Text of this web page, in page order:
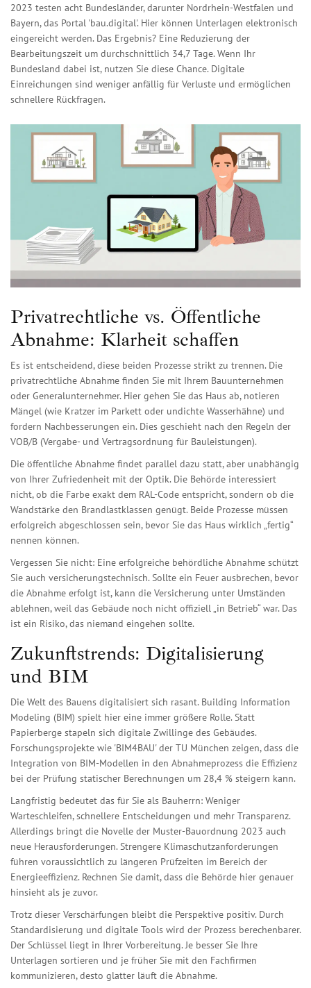
2023 testen acht Bundesländer, darunter Nordrhein-Westfalen und
Bayern, das Portal 'bau.digital'. Hier können Unterlagen elektronisch
eingereicht werden. Das Ergebnis? Eine Reduzierung der
Bearbeitungszeit um durchschnittlich 34,7 Tage. Wenn Ihr
Bundesland dabei ist, nutzen Sie diese Chance. Digitale
Einreichungen sind weniger anfällig für Verluste und ermöglichen
schnellere Rückfragen.
Privatrechtliche vs. Öffentliche
Abnahme: Klarheit schaffen
Es ist entscheidend, diese beiden Prozesse strikt zu trennen. Die
privatrechtliche Abnahme finden Sie mit Ihrem Bauunternehmen
oder Generalunternehmer. Hier gehen Sie das Haus ab, notieren
Mängel (wie Kratzer im Parkett oder undichte Wasserhähne) und
fordern Nachbesserungen ein. Dies geschieht nach den Regeln der
VOB/B (Vergabe- und Vertragsordnung für Bauleistungen).
Die öffentliche Abnahme findet parallel dazu statt, aber unabhängig
von Ihrer Zufriedenheit mit der Optik. Die Behörde interessiert
nicht, ob die Farbe exakt dem RAL-Code entspricht, sondern ob die
Wandstärke den Brandlastklassen genügt. Beide Prozesse müssen
erfolgreich abgeschlossen sein, bevor Sie das Haus wirklich „fertig“
nennen können.
Vergessen Sie nicht: Eine erfolgreiche behördliche Abnahme schützt
Sie auch versicherungstechnisch. Sollte ein Feuer ausbrechen, bevor
die Abnahme erfolgt ist, kann die Versicherung unter Umständen
ablehnen, weil das Gebäude noch nicht offiziell „in Betrieb“ war. Das
ist ein Risiko, das niemand eingehen sollte.
Zukunftstrends: Digitalisierung
und BIM
Die Welt des Bauens digitalisiert sich rasant. Building Information
Modeling (BIM) spielt hier eine immer größere Rolle. Statt
Papierberge stapeln sich digitale Zwillinge des Gebäudes.
Forschungsprojekte wie 'BIM4BAU' der TU München zeigen, dass die
Integration von BIM-Modellen in den Abnahmeprozess die Effizienz
bei der Prüfung statischer Berechnungen um 28,4 % steigern kann.
Langfristig bedeutet das für Sie als Bauherrn: Weniger
Warteschleifen, schnellere Entscheidungen und mehr Transparenz.
Allerdings bringt die Novelle der Muster-Bauordnung 2023 auch
neue Herausforderungen. Strengere Klimaschutzanforderungen
führen voraussichtlich zu längeren Prüfzeiten im Bereich der
Energieeffizienz. Rechnen Sie damit, dass die Behörde hier genauer
hinsieht als je zuvor.
Trotz dieser Verschärfungen bleibt die Perspektive positiv. Durch
Standardisierung und digitale Tools wird der Prozess berechenbarer.
Der Schlüssel liegt in Ihrer Vorbereitung. Je besser Sie Ihre
Unterlagen sortieren und je früher Sie mit den Fachfirmen
kommunizieren, desto glatter läuft die Abnahme.